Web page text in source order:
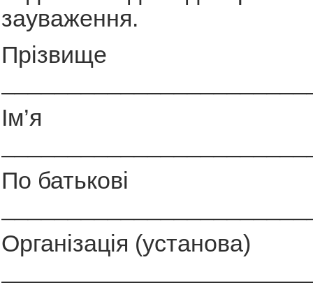
зауваження.
Прізвище
Ім’я
По батькові
Організація (установа)